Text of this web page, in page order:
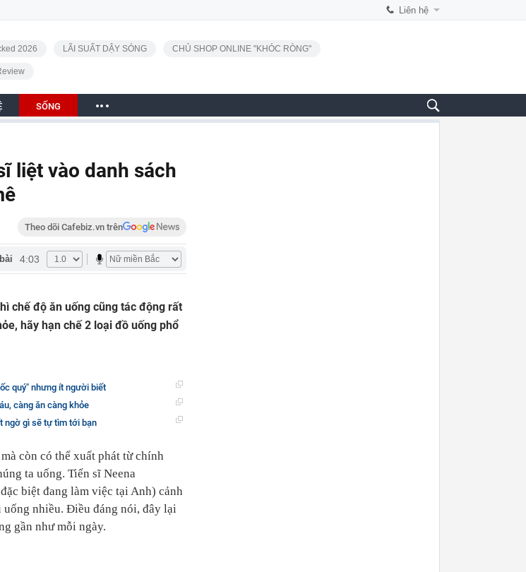
Liên hệ
2026 LÃI SUẤT DẬY SÓNG CHỦ SHOP ONLINE "KHÓC RÒNG"
SỐNG
liệt vào danh sách
Theo dõi Cafebiz.vn trên
4:03
chế độ ăn uống cũng tác động rất
hãy hạn chế 2 loại đồ uống phổ
quý" nhưng ít người biết
càng ăn càng khỏe
ngờ gì sẽ tự tìm tới bạn
còn có thể xuất phát từ chính
ta uống. Tiến sĩ Neena
biệt đang làm việc tại Anh) cảnh
uống nhiều. Điều đáng nói, đây lại
gần như mỗi ngày.